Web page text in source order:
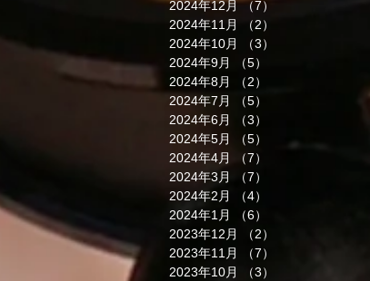
2024年12月 （7）
2024年11月
（2）
2024年10月
（3）
2024年9月
（5）
2024年8月
（2）
2024年7月
（5）
2024年6月
（3）
2024年5月
（5）
2024年4月
（7）
2024年3月
（7）
2024年2月
（4）
2024年1月
（6）
2023年12月
（2）
2023年11月
（7）
2023年10月
（3）